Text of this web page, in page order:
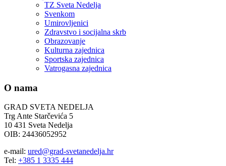
TZ Sveta Nedelja
Svenkom
Umirovljenici
Zdravstvo i socijalna skrb
Obrazovanje
Kulturna zajednica
Sportska zajednica
Vatrogasna zajednica
O nama
GRAD SVETA NEDELJA
Trg Ante Starčevića 5
10 431 Sveta Nedelja
OIB: 24436052952
e-mail: ured@grad-svetanedelja.hr
Tel: +385 1 3335 444